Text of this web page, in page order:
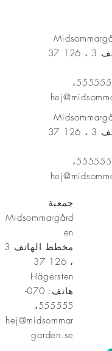
مخطط الهاتف 3 ، 126 37
مخطط الهاتف 3 ، 126 37
جمعية
Midsommargård
en
مخطط الهاتف 3
، 126 37
Hägersten
هاتف: 070-
555555،
hej@midsommar
garden.se